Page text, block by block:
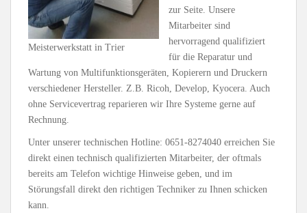
Meisterwerkstatt in Trier
zur Seite. Unsere
Mitarbeiter sind
hervorragend qualifiziert
für die Reparatur und
Wartung von Multifunktionsgeräten, Kopierern und Druckern
verschiedener Hersteller. Z.B. Ricoh, Develop, Kyocera. Auch
ohne Servicevertrag reparieren wir Ihre Systeme gerne auf
Rechnung.
Unter unserer technischen Hotline: 0651-8274040 erreichen Sie
direkt einen technisch qualifizierten Mitarbeiter, der oftmals
bereits am Telefon wichtige Hinweise geben, und im
Störungsfall direkt den richtigen Techniker zu Ihnen schicken
kann.